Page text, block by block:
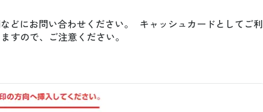
どにお問い合わせください。 キャッシュカードとしてご利
すので、ご注意ください。